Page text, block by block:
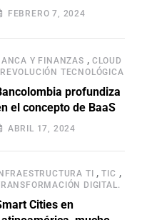
empresarial
FEBRERO 7, 2024
Y FINANZAS , CLOUD
REVOLUCIÓN TECNOLÓGICA
profundiza
el concepto de BaaS
ABRIL 17, 2024
INFRAESTRUCTURA TI ,TIC ,
DIGITAL.
Cities en